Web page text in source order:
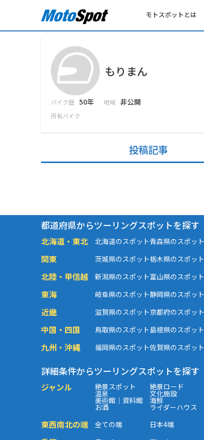
モトスポットとは
もりまん
バイク歴 50年 地域 非公開
所有バイク
投稿記事
都道府県からツーリングスポットを探す
北海道・東北 北海道のスポット青森県のスポット
関東 茨城県のスポット栃木県のスポット
北陸・甲信越 新潟県のスポット富山県のスポット
東海 岐阜県のスポット静岡県のスポット
近畿 滋賀県のスポット京都府のスポット
中国・四国 鳥取県のスポット島根県のスポット
九州・沖縄 福岡県のスポット佐賀県のスポット
詳細条件からツーリングスポットを探す
ジャンル 絶景スポット 絶景ロード
温泉 文化施設
美術館｜資料館 海鮮
お酒 ライダーハウス
東西南北の端 全ての端 日本4端